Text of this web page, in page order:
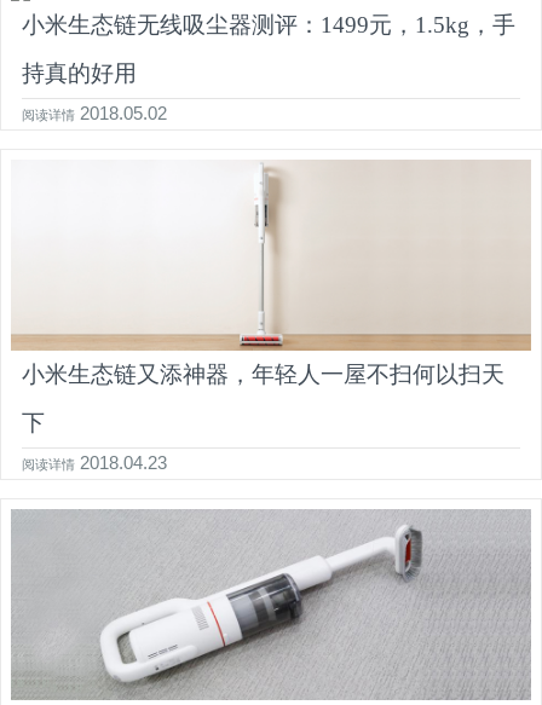
小米生态链无线吸尘器测评：1499元，1.5kg，手
持真的好用
阅读详情2018.05.02
小米生态链又添神器，年轻人一屋不扫何以扫天
下
阅读详情2018.04.23